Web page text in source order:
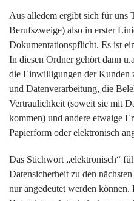
Aus alledem ergibt sich für uns
Berufszweige) also in erster
Dokumentationspflicht. Es ist
In diesen Ordner gehört dann
die Einwilligungen der Kunden
und Datenverarbeitung, die
Vertraulichkeit (soweit sie mit
kommen) und andere etwaige
Papierform oder elektronisch
Das Stichwort „elektronisch“
Datensicherheit zu den
nur angedeutet werden können.